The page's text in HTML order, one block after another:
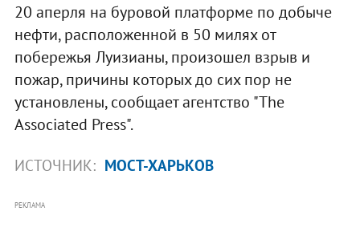
20 аперля на буровой платформе по добыче
нефти, расположенной в 50 милях от
побережья Луизианы, произошел взрыв и
пожар, причины которых до сих пор не
установлены, сообщает агентство "The
Associated Press".
ИСТОЧНИК: МОСТ-ХАРЬКОВ
РЕКЛАМА